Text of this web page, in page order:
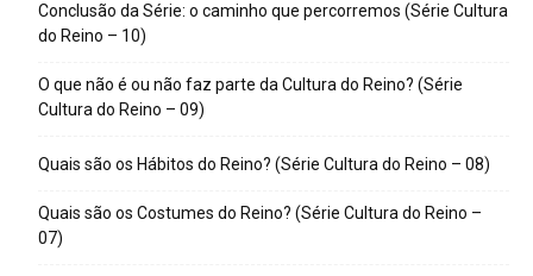
Conclusão da Série: o caminho que percorremos (Série Cultura
do Reino – 10)
O que não é ou não faz parte da Cultura do Reino? (Série
Cultura do Reino – 09)
Quais são os Hábitos do Reino? (Série Cultura do Reino – 08)
Quais são os Costumes do Reino? (Série Cultura do Reino –
07)